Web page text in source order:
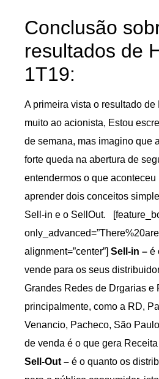
Conclusão
resultados de
1T19:
A primeira vista o resultado de
muito ao acionista, Estou
de semana, mas imagino que
forte queda na abertura de
entendermos o que aconteceu
aprender dois conceitos
Sell-in e o SellOut.
alignment=”center”] Sell-in – é
vende para os seus
Grandes Redes de Drgarias e
principalmente, como a RD,
Venancio, Pacheco, São
de venda é o que gera
Sell-Out – é o quanto os